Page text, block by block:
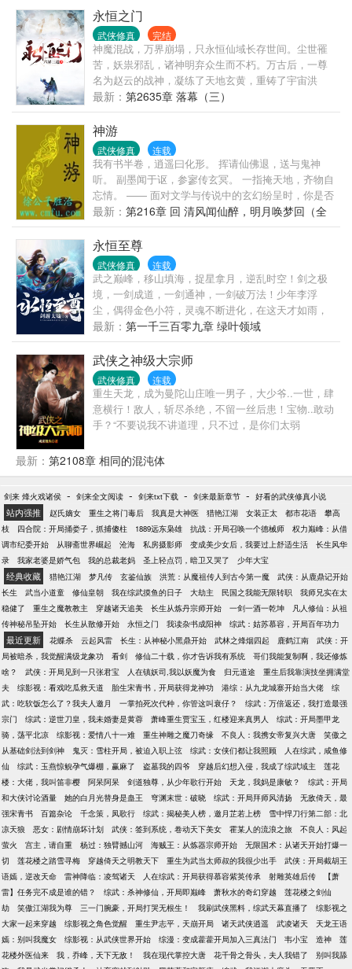
永恒之门
武侠修真 完结
神魔混战，万界崩塌，只永恒仙域长存世间。尘世罹
苦，妖祟邪乱，诸神明弃众生而不朽。万古后，一尊
名为赵云的战神，凝练了天地玄黄，重铸了宇宙洪
荒，自碧落凡尘，一路打上了永恒仙域，以神之名，
君临万道。自此，他说的话，便是神话。
最新： 第2635章 落幕（三）
神游
武侠修真 连载
我有书半卷，逍遥曰化形。 挥请仙佛退，送与鬼神
听。 副墨闻于讴，参寥传玄冥。 一指掩天地，齐物自
忘情。 —— 面对文学与传说中的玄幻纷呈时，你是否
也梦想拥有这份神奇的精彩人生？其实不必去遐想仙
界与异星，玄妙的世界就在你我的身边，身心境界可
以延伸到的极致之处。 这世上真有异人吗？真有神迹
吗？——梦境可以化实！妄想可以归真！ 一位市井中
懵懂少年是如何成为世间仙侠，又如何遭遇红尘情
痴？请舒展心灵的触角来《神游》。 ——阅读提示：
本书主角是风君子！—— 感谢诸位订阅与投票，也欢
迎大家支持我的另两部作品《鬼股》（书号66947）、
《人欲》（书号145374）。 论坛网址：> 子居
（35194699，45157017）——
最新： 第216章 回 清风闻仙醉，明月唤梦回（全
书完）
永恒至尊
武侠修真 连载
武之巅峰，移山填海，捉星拿月，逆乱时空！剑之极
境，一剑成道，一剑通神，一剑破万法！少年李浮
尘，偶得金色小符，灵魂不断进化，在这天才如雨，
强者如云的世界，以手中之剑，登临绝巅。天地终有
陨落，我欲永恒不朽。 各位书友要是觉得《永恒至
尊》还不错的话请不要忘记向您>
最新： 第一千三百零九章 绿叶领域
武侠之神级大宗师
武侠修真 连载
重生天龙，成为曼陀山庄唯一男子，大少爷..一世，肆
意横行！敌人，斩尽杀绝，不留一丝后患！宝物..敢动
手？“不要说我不讲道理，只不过，是你们太弱
最新： 第2108章 相同的混沌体
剑来 烽火戏诸侯 - 剑来全文阅读 - 剑来txt下载 - 剑来最新章节 - 好看的武侠修真小说
站内强推 赵氏嫡女 重生之将门毒后 我真是大神医 猎艳江湖 女装正太 都市花语
攀高
枝
四合院：开局捅娄子，抓捕傻柱 1889远东枭雄 抗战：开局召唤一个德械师
权力巅峰：从借
调市纪委开始
从聊斋世界崛起 沧海 私房摄影师 变成美少女后，我要过上舒适生活
长生风华
录
我家老婆是娇气包 我的总裁老妈 圣上轻点罚，暗卫又哭了 少年大宝
经典收藏 猎艳江湖 梦凡传 玄鉴仙族 洪荒：从魔祖传人到古今第一魔
武侠：从鹿鼎记开始
长生
武当小道童 修仙皇朝 我在综武摸鱼的日子 大劫主 民国之我能无限转职
我师兄实在太
稳健了
重生之魔教教主 穿越诸天追美 长生从炼丹宗师开始 一剑一酒一乾坤
凡人修仙：从祖
传神秘吊坠开始
长生从散修开始 永恒之门 我读杂书成阳神 综武：姑苏慕容，开局百年功力
最近更新 花蝶杀 云起风雷 长生：从神秘小黑鼎开始 武林之烽烟四起 鹿鹤江南
武侠：开
局被暗杀，我觉醒满级龙象功
看剑 修仙二十载，你才告诉我有系统
哥们我能复制啊，我还修炼
啥？
武侠：开局见到一只张君宝 人在镇妖司,我以妖魔为食 归元道途
重生后我靠演技坐拥满堂
夫
综影视：看戏吃瓜救天道 胎生宋青书，开局获得龙神功 港综：从九龙城寨开始当大佬
综
武：吃软饭怎么了？我夫人邀月
一掌拍死次代种，你管这叫衰仔？
综武：万倍返还，我打造最强
宗门
综武：逆世刀皇，我未婚妻是黄蓉 萧峰重生贾宝玉，红楼迎来真男人
综武：开局墨甲龙
骑，荡平北凉
综影视：爱情八十一难 重生神雕之魔刀奇缘 不良人：我携女帝复兴大唐
笑傲之
从基础剑法到剑神
鬼灭：雪柱开局，被迫入职上弦 综武：女侠们都让我照顾
人在综武，咸鱼修
仙
综武：玉燕惊鲵孕气爆棚，赢麻了 盗墓我的四爷 穿越后幻想入侵，我成了综武域主
莲花
楼：大佬，我叫笛非樱
阿呆阿呆 剑道独尊，从少年歌行开始 天龙，我妈是康敏？
综武：开局
和大侠讨论酒量
她的白月光替身是蛊王 穹渊末世：破晓 综武：开局拜师风清扬
无敌倚天，最
强宋青书
百篇杂论 千念策，凤歌行 综武：揭秘美人榜，邀月芷若上榜
雪中悍刀行第二部：北
凉天狼
恶女：剧情崩坏计划 武侠：签到系统，卷动天下美女 霍某人的流浪之旅
不良人：风起
萤火
宫主，请自重 杨过：独臂撼山河 海贼王：从炼器宗师开始
无限国术：从诸天开始打爆一
切
莲花楼之踏雪寻梅 穿越倚天之明教天下 重生为武当太师叔的我很少出手
武侠：开局截胡王
语嫣，逆改天命
雷神降临：凌驾诸天 人在综武：开局获得慕容紫英传承 射雕英雄后传
【萧
雷】任务完不成是谁的错？
综武：杀神修仙，开局即巅峰 萧秋水的奇幻穿越
莲花楼之剑仙
劫
笑傲江湖我为尊 三一门腕豪，开局打哭无根生！ 我刷武侠黑料，综武天幕直播了
综影视之
大家一起来穿越
综影视之角色觉醒 重生尹志平，天崩开局 诸天武侠逍遥 武凌诸天
天龙王语
嫣：别叫我魔女
综影视：从武侠世界开始 综漫：变成藿藿开局加入三真法门 韦小宝 造神
莲
花楼外医仙来
我，乔峰，天下无敌！ 我在现代掌控大唐 花千骨之骨头，夫人我错了
别叫我舔